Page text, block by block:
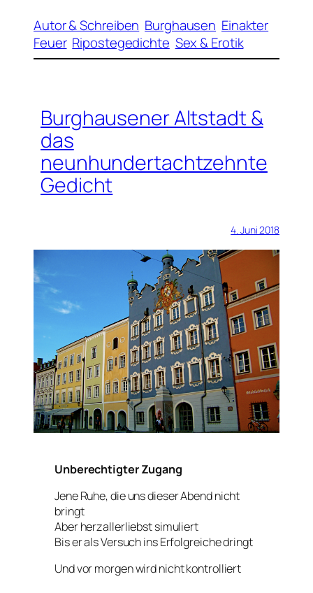
Autor & Schreiben Burghausen Einakter
Feuer Ripostegedichte Sex & Erotik
Burghausener Altstadt &
das
neunhundertachtzehnte
Gedicht
4. Juni 2018
Unberechtigter Zugang
Jene Ruhe, die uns dieser Abend nicht
bringt
Aber herzallerliebst simuliert
Bis er als Versuch ins Erfolgreiche dringt
Und vor morgen wird nicht kontrolliert